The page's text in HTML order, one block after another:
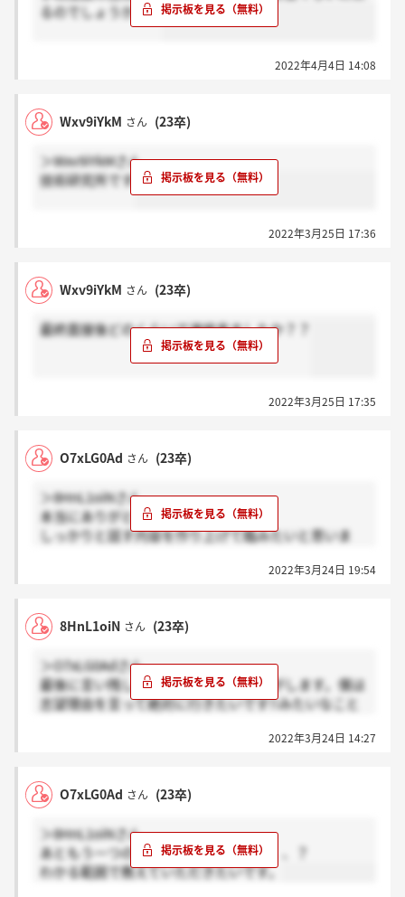
るのでしょうか？？
2022年4月4日 14:08
Wxv9iYkM さん (23卒)
＞Wxv9iYkMさん
技術研究所です
2022年3月25日 17:36
Wxv9iYkM さん (23卒)
最終面接後どのくらいで連絡来ましたか？？
2022年3月25日 17:35
O7xLG0Ad さん (23卒)
＞8HnL1oiNさん
本当にありがとうございます！
しっかりと話す内容を作り上げて臨みたいと思いま
2022年3月24日 19:54
8HnL1oiN さん (23卒)
＞O7xLG0Adさん
最後に言い残したことを30秒だった気がします。僕は
志望理由を言って絶対に行きたいです!!みたいなこと
まぁ2回撮り直しができるし、設問がわかってからペ
丈夫ですよ。(時間は十分に取った方が良いかも)
企業側も1発撮り酷い回答なんか見たくないんじゃな
コツは
・1200字から1800字ぐらいで言いたいことを文章にま
2022年3月24日 14:27
O7xLG0Ad さん (23卒)
＞8HnL1oiNさん
あともう一つの質問は覚えてませんか、、？
わかる範囲で教えていただきたいです。